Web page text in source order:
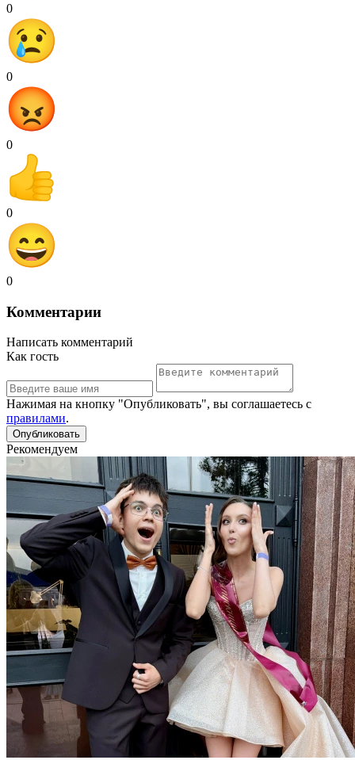
0
0
0
0
0
Комментарии
Написать комментарий
Как гость
Нажимая на кнопку "Опубликовать", вы соглашаетесь с
правилами.
Рекомендуем